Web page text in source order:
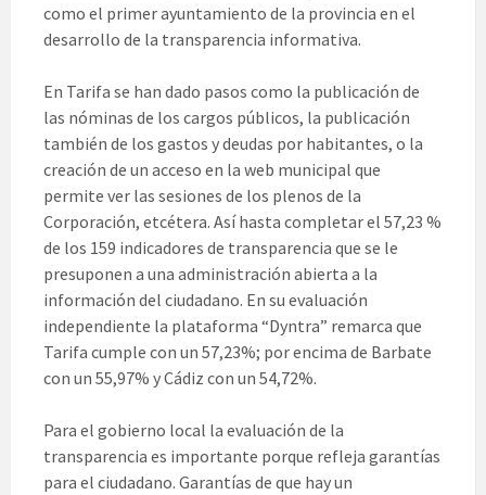
como el primer ayuntamiento de la provincia en el
desarrollo de la transparencia informativa.
En Tarifa se han dado pasos como la publicación de
las nóminas de los cargos públicos, la publicación
también de los gastos y deudas por habitantes, o la
creación de un acceso en la web municipal que
permite ver las sesiones de los plenos de la
Corporación, etcétera. Así hasta completar el 57,23 %
de los 159 indicadores de transparencia que se le
presuponen a una administración abierta a la
información del ciudadano. En su evaluación
independiente la plataforma “Dyntra” remarca que
Tarifa cumple con un 57,23%; por encima de Barbate
con un 55,97% y Cádiz con un 54,72%.
Para el gobierno local la evaluación de la
transparencia es importante porque refleja garantías
para el ciudadano. Garantías de que hay un